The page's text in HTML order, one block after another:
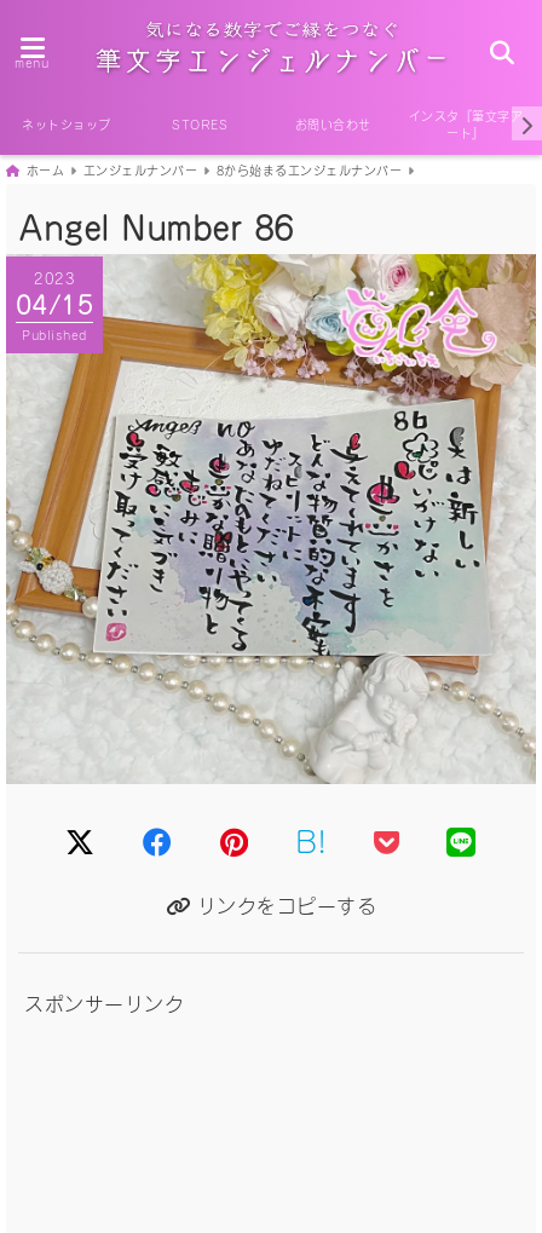
menu
ネットショップ STORES お問い合わせ
インスタ『筆文字ア
ート』
ホーム エンジェルナンバー 8から始まるエンジェルナンバー
Angel Number 86
2023
04/15
Published
B!
リンクをコピーする
スポンサーリンク